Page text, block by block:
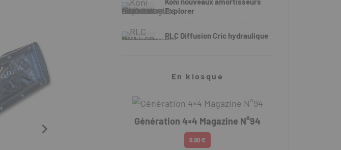
Explorer
RLC Diffusion Cric hydraulique
En kiosque
Génération 4×4 Magazine N°94
6.90 €